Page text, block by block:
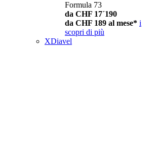
Formula 73
da CHF 17´190
da CHF 189 al mese* i
scopri di più
XDiavel